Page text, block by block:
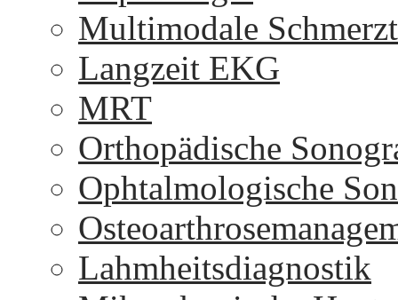
Multimodale
Langzeit EKG
MRT
Orthopädische
Ophtalmologische
Lahmheitsdiagnostik